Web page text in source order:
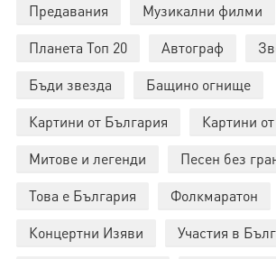
Предавания
Музикални филми
Планета Топ 20
Автограф
Бъди звезда
Бащино огнище
Картини от България
Картини
Митове и легенди
Песен без
Това е България
Фолкмаратон
Концертни Изяви
Участия в